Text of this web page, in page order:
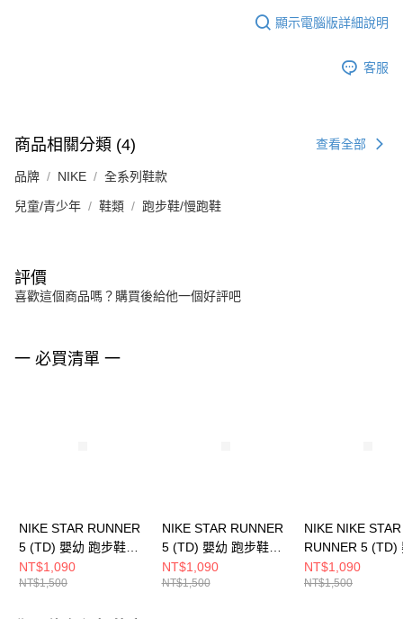
顯示電腦版詳細說明
客服
商品相關分類 (4) 查看全部
品牌 NIKE 全系列鞋款
兒童/青少年 鞋類 跑步鞋/慢跑鞋
評價
喜歡這個商品嗎？購買後給他一個好評吧
一 必買清單 一
NIKE STAR RUNNER
5 (TD) 嬰幼 跑步鞋
HF7006600
NT$1,090
NT$1,500
NIKE STAR RUNNER
5 (TD) 嬰幼 跑步鞋
HF7006007
NT$1,090
NT$1,500
NIKE NIKE STAR
RUNNER 5 (TD)
跑步鞋
NT$1,090
NT$1,500